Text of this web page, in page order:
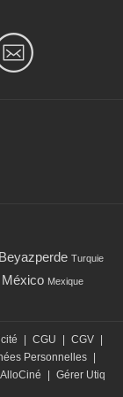
Beyazperde Turquie
Mexique
| CGU | CGV |
Personnelles |
| Gérer Utiq